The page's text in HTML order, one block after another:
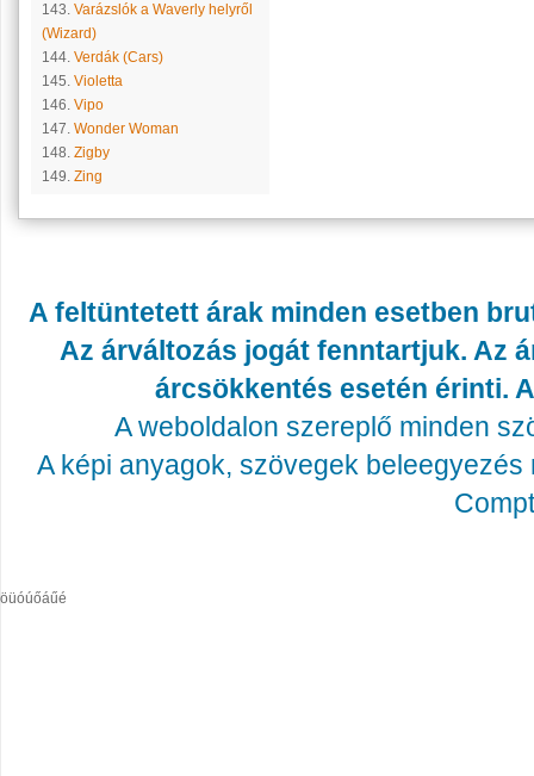
143. Varázslók a Waverly helyről
(Wizard)
144. Verdák (Cars)
145. Violetta
146. Vipo
147. Wonder Woman
148. Zigby
149. Zing
A feltüntetett árak minden esetben
Az árváltozás jogát fenntartjuk. Az
árcsökkentés esetén érinti.
A weboldalon szereplő minden
A képi anyagok, szövegek
öüóúőáűé